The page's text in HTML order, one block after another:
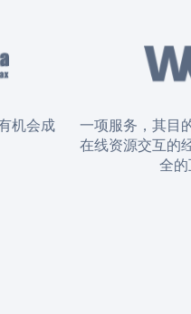
机会成
一项服务，其目
在线资源交互的
全的